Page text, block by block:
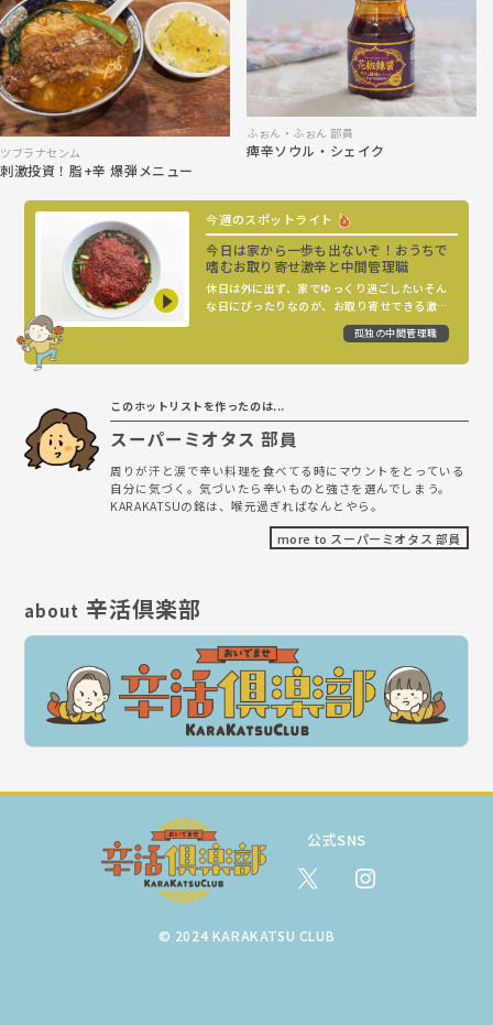
ツブラナセンム
刺激投資！脂+辛 爆弾メニュー
ふぉん・ふぉん 部員
痺辛ソウル・シェイク
今週のスポットライト
今日は家から一歩も出ないぞ！おうちで
嗜むお取り寄せ激辛と中間管理職
休日は外に出ず、家でゆっくり過ごしたいそん
な日にぴったりなのが、お取り寄せできる激辛
グルメ。汗をかきながら辛さと向き合い、舌が
痺れる刺激を感じつつ、ふと窓の外を眺める今
孤独の中間管理職
このホットリストを作ったのは...
スーパーミオタス 部員
周りが汗と涙で辛い料理を食べてる時にマウントをとっている
自分に気づく。気づいたら辛いものと強さを選んでしまう。
KARAKATSUの銘は、喉元過ぎればなんとやら。
more to スーパーミオタス 部員
about 辛活倶楽部
公式SNS
© 2024 KARAKATSU CLUB